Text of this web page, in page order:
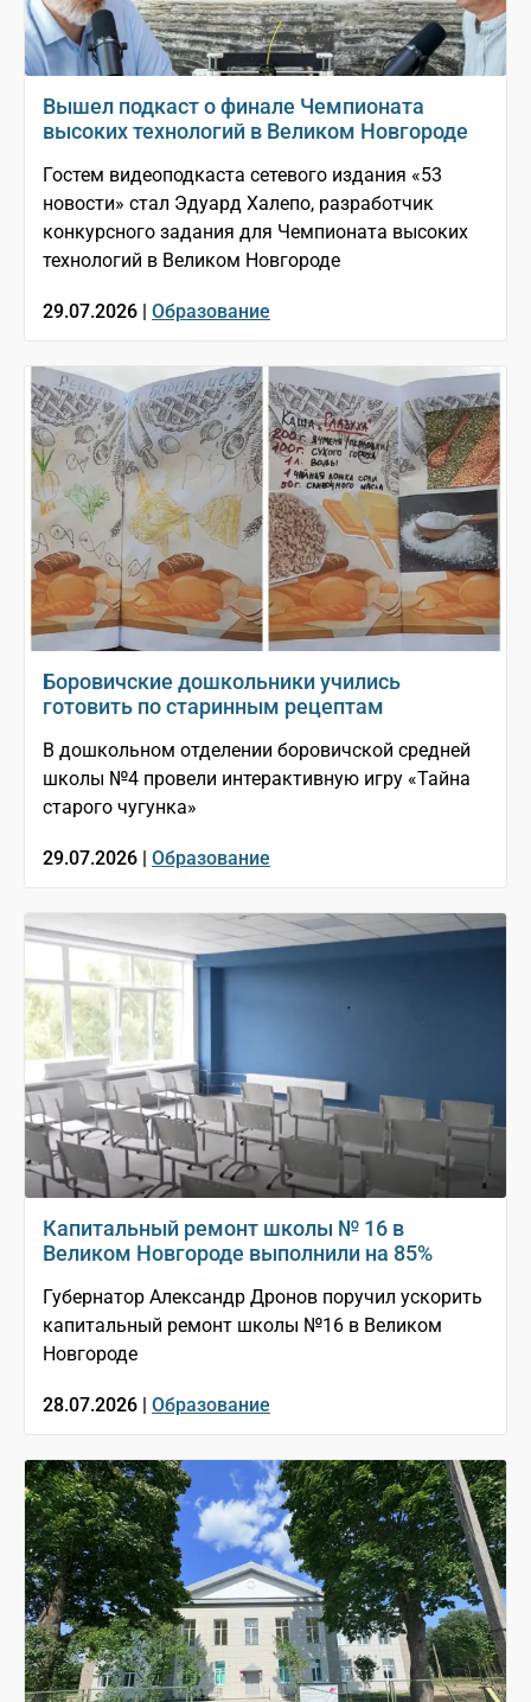
Вышел подкаст о финале Чемпионата
высоких технологий в Великом Новгороде
Гостем видеоподкаста сетевого издания «53
новости» стал Эдуард Халепо, разработчик
конкурсного задания для Чемпионата высоких
технологий в Великом Новгороде
29.07.2026 | Образование
Боровичские дошкольники учились
готовить по старинным рецептам
В дошкольном отделении боровичской средней
школы №4 провели интерактивную игру «Тайна
старого чугунка»
29.07.2026 | Образование
Капитальный ремонт школы № 16 в
Великом Новгороде выполнили на 85%
Губернатор Александр Дронов поручил ускорить
капитальный ремонт школы №16 в Великом
Новгороде
28.07.2026 | Образование